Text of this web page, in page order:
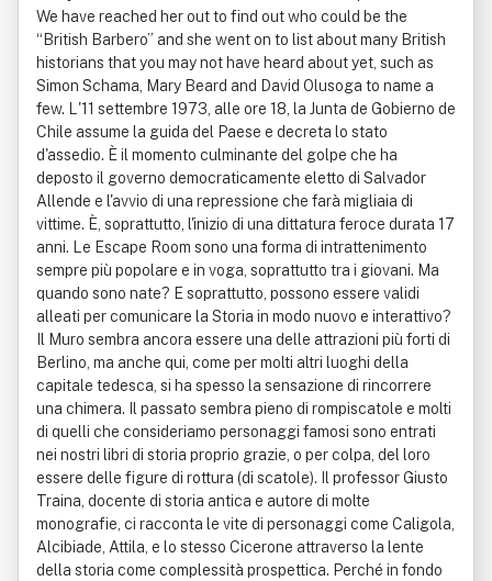
We have reached her out to find out who could be the
“British Barbero” and she went on to list about many British
historians that you may not have heard about yet, such as
Simon Schama, Mary Beard and David Olusoga to name a
few. L'11 settembre 1973, alle ore 18, la Junta de Gobierno de
Chile assume la guida del Paese e decreta lo stato
d'assedio. È il momento culminante del golpe che ha
deposto il governo democraticamente eletto di Salvador
Allende e l'avvio di una repressione che farà migliaia di
vittime. È, soprattutto, l'inizio di una dittatura feroce durata 17
anni. Le Escape Room sono una forma di intrattenimento
sempre più popolare e in voga, soprattutto tra i giovani. Ma
quando sono nate? E soprattutto, possono essere validi
alleati per comunicare la Storia in modo nuovo e interattivo?
Il Muro sembra ancora essere una delle attrazioni più forti di
Berlino, ma anche qui, come per molti altri luoghi della
capitale tedesca, si ha spesso la sensazione di rincorrere
una chimera. Il passato sembra pieno di rompiscatole e molti
di quelli che consideriamo personaggi famosi sono entrati
nei nostri libri di storia proprio grazie, o per colpa, del loro
essere delle figure di rottura (di scatole). Il professor Giusto
Traina, docente di storia antica e autore di molte
monografie, ci racconta le vite di personaggi come Caligola,
Alcibiade, Attila, e lo stesso Cicerone attraverso la lente
della storia come complessità prospettica. Perché in fondo